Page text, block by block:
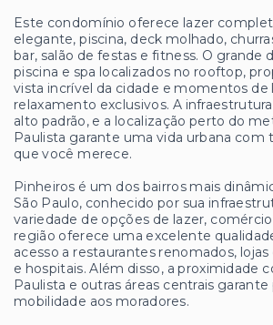
Este condomínio oferece lazer
elegante, piscina, deck molhado,
bar, salão de festas e fitness. O grande
piscina e spa localizados no rooftop,
vista incrível da cidade e momentos de
relaxamento exclusivos. A
alto padrão, e a localização perto do
Paulista garante uma vida urbana com
que você merece.
Pinheiros é um dos bairros mais
São Paulo, conhecido por sua
variedade de opções de lazer,
região oferece uma excelente
acesso a restaurantes renomados, lojas
e hospitais. Além disso, a proximidade
Paulista e outras áreas centrais
mobilidade aos moradores.